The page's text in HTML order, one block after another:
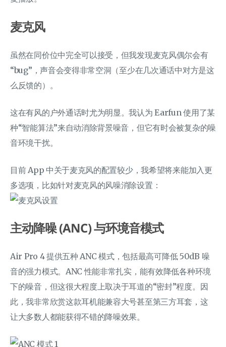
麦克风
虽然在同价位中完全可以接受，但我发现麦克风偶尔会有
“bug”，声音会变得非常空洞（至少在几次通话中对方是这
么反馈的）。
这在有风的户外通话时尤为明显。我认为 Earfun 使用了某
种“智能算法”来自动消除背景噪音，但它有时会被复杂的噪
音环境干扰。
目前 App 中关于麦克风的配置较少，我希望将来能加入更
多选项，比如针对麦克风的风噪消除设置：
主动降噪 (ANC) 与环境音模式
Air Pro 4 提供五种 ANC 模式，包括最高可降低 50dB 噪
音的强力模式。ANC 性能非常扎实，能有效降低各种环境
下的噪音，但这很大程度上取决于耳道的“密封”程度。因
此，我非常欣赏这款耳机能兼容大号甚至第三方耳套，这
让大多数人都能获得不错的降噪效果。